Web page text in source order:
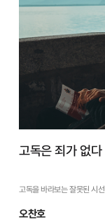
고독은 죄가 없다
고독을 바라보는 잘못된 시선
오찬호